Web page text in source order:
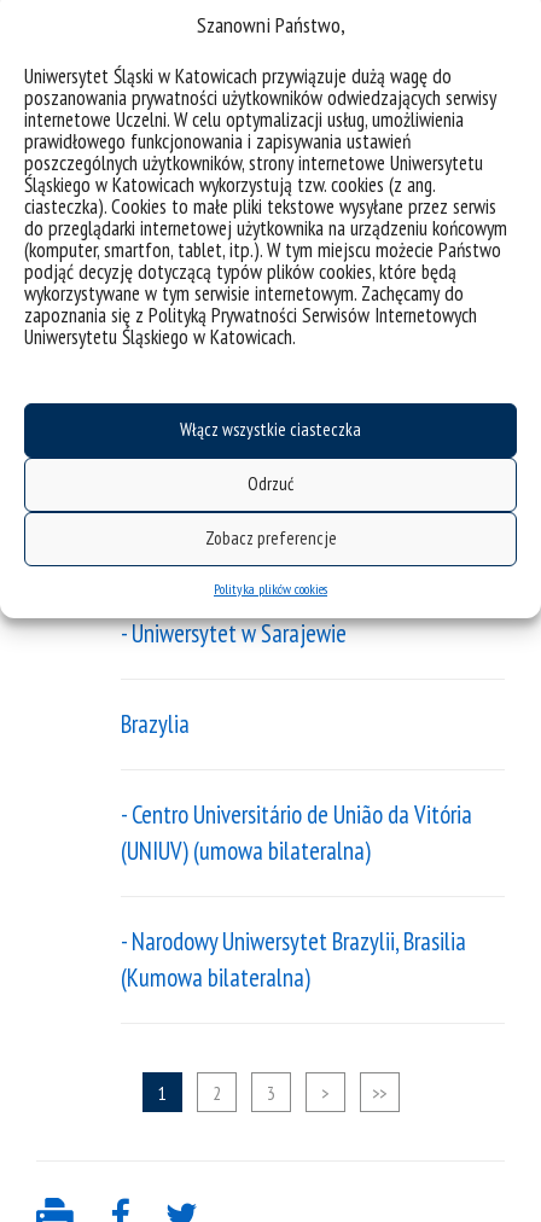
Szanowni Państwo,
Uniwersytet Śląski w Katowicach przywiązuje dużą wagę do
poszanowania prywatności użytkowników odwiedzających serwisy
internetowe Uczelni. W celu optymalizacji usług, umożliwienia
prawidłowego funkcjonowania i zapisywania ustawień
poszczególnych użytkowników, strony internetowe Uniwersytetu
Śląskiego w Katowicach wykorzystują tzw. cookies (z ang.
ciasteczka). Cookies to małe pliki tekstowe wysyłane przez serwis
do przeglądarki internetowej użytkownika na urządzeniu końcowym
(komputer, smartfon, tablet, itp.). W tym miejscu możecie Państwo
podjąć decyzję dotyczącą typów plików cookies, które będą
wykorzystywane w tym serwisie internetowym. Zachęcamy do
zapoznania się z Polityką Prywatności Serwisów Internetowych
Uniwersytetu Śląskiego w Katowicach.
Włącz wszystkie ciasteczka
Odrzuć
Zobacz preferencje
Polityka plików cookies
Białoruś
- Białoruski Uniwersytet Państwowy, Mińsk
(umowa bilateralna)
- Białoruski Państwowy Uniwersytet
Pedagogiczny im. Maksima Tanka, Mińsk
- Minsk State Linguistic University
Bośnia i Hercegowina
- Uniwersytet w Sarajewie
Brazylia
- Centro Universitário de União da Vitória
(UNIUV) (umowa bilateralna)
- Narodowy Uniwersytet Brazylii, Brasilia
(Kumowa bilateralna)
1 2 3 > >>